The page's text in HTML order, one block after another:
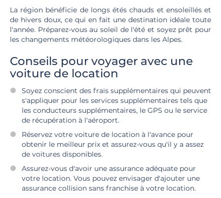
La région bénéficie de longs étés chauds et ensoleillés et
de hivers doux, ce qui en fait une destination idéale toute
l'année. Préparez-vous au soleil de l'été et soyez prêt pour
les changements météorologiques dans les Alpes.
Conseils pour voyager avec une
voiture de location
Soyez conscient des frais supplémentaires qui peuvent
s'appliquer pour les services supplémentaires tels que
les conducteurs supplémentaires, le GPS ou le service
de récupération à l'aéroport.
Réservez votre voiture de location à l'avance pour
obtenir le meilleur prix et assurez-vous qu'il y a assez
de voitures disponibles.
Assurez-vous d'avoir une assurance adéquate pour
votre location. Vous pouvez envisager d'ajouter une
assurance collision sans franchise à votre location.